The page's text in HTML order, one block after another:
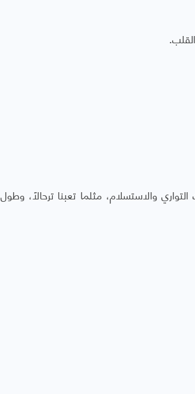
والاستسلام، مثلما تعبنا ترحالًا، وطول